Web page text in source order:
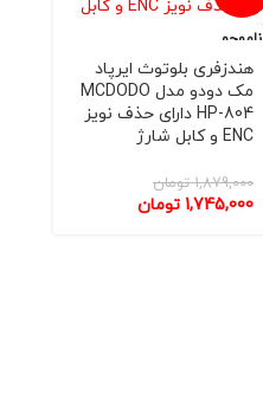
ناموجو
هندزفری بلوتوث ایرپاد
مک دودو مدل MCDODO
HP-804 دارای حذف نویز
ENC و کابل شارژ
1,879,000 تومان
1,745,000 تومان